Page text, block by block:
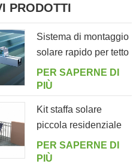
PRODOTTI
Sistema di montaggio
solare rapido per tetto
in lamiera con bullone
di sospensione
PER SAPERNE DI
PIÙ
Kit staffa solare
piccola residenziale
per balcone
domestico
PER SAPERNE DI
PIÙ